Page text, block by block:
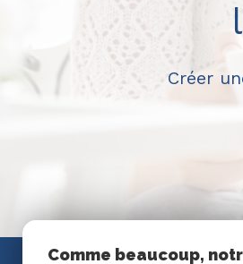
Créer
Comme beaucoup,